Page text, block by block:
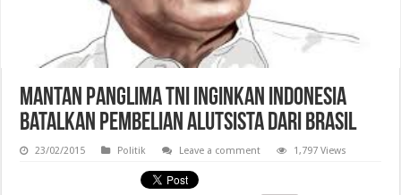
Mantan Panglima TNI Inginkan Indonesia
Batalkan Pembelian Alutsista dari Brasil
23/02/2015 Politik Leave a comment 1,797 Views